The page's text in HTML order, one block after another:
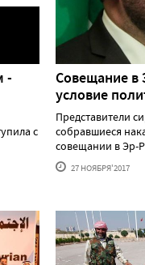
-
с
Совещание в
условие
Представители
собравшиеся
совещании в Эр-
27 НОЯБРЯ'2017